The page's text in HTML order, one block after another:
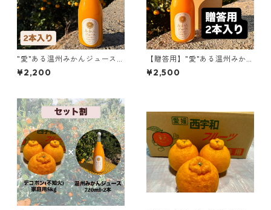
"愛"ある温州みかんジュース 7
20ml ×2本セット【お試し】
¥2,200
【贈答用】"愛"ある温州みかん
ジュース 720ml ×2本セット
¥2,500